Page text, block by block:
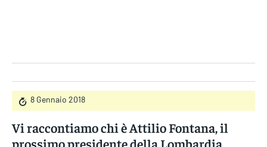
8 Gennaio 2018
Vi raccontiamo chi è Attilio Fontana, il
prossimo presidente della Lombardia